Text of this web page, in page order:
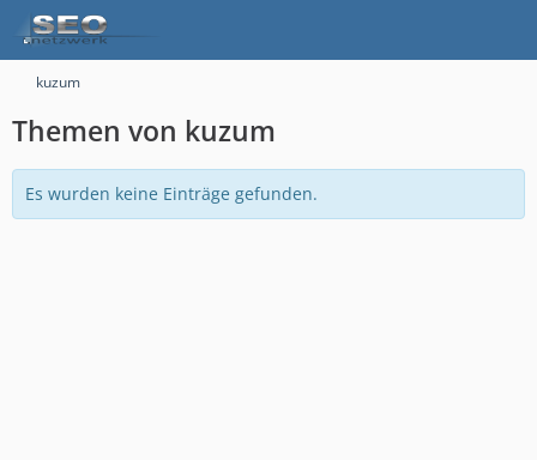
kuzum
Themen von kuzum
Es wurden keine Einträge gefunden.